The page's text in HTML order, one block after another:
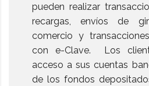
pueden realizar
recargas, envíos de
comercio y
con e-Clave. Los
acceso a sus cuentas
de los fondos